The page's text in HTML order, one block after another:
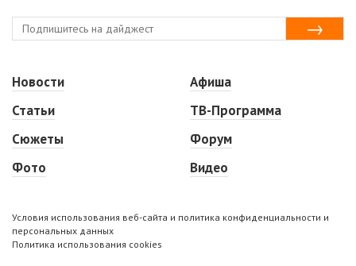
Новости
Статьи
Сюжеты
Фото
Афиша
ТВ-Программа
Форум
Видео
Условия использования веб-сайта и политика конфиденциальности и
персональных данных
Политика использования cookies